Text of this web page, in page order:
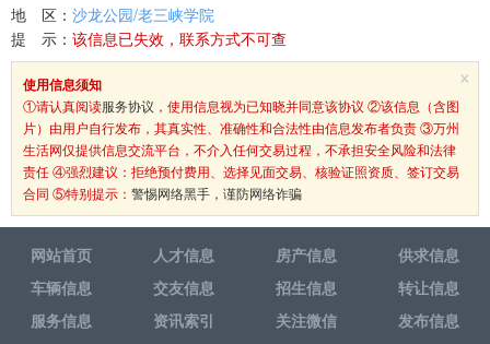
地 区： 沙龙公园/老三峡学院
提 示： 该信息已失效，联系方式不可查
×
使用信息须知
①请认真阅读服务协议 ，使用信息视为已知晓并同意该协议 ②该信息（含图
片）由用户自行发布，其真实性、准确性和合法性由信息发布者负责 ③万州
生活网仅提供信息交流平台，不介入任何交易过程，不承担安全风险和法律
责任 ④强烈建议：拒绝预付费用、选择见面交易、核验证照资质、签订交易
合同 ⑤特别提示： 警惕网络黑手，谨防网络诈骗
网站首页 人才信息 房产信息
供求信息
车辆信息
交友信息 招生信息
转让信息
服务信息
资讯索引 关注微信 发布信息